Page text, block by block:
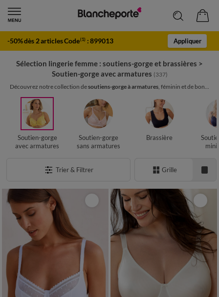
-50% dès 2 articles Code(1) :899013 Appliquer
Sélection lingerie femme : soutiens-gorge et brassières >
Soutien-gorge avec armatures (337)
Découvrez notre collection desoutiens-gorge à armatures, féminin et de bon...
Soutien-gorge
avec armatures
Soutien-gorge
sans armatures
Brassière
Trier & Filtrer Grille